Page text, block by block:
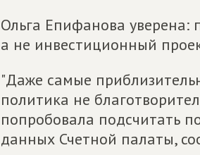
Ольга Епифанова уверена:
а не инвестиционный
"Даже самые
политика не
попробовала подсчитать
данных Счетной палаты,